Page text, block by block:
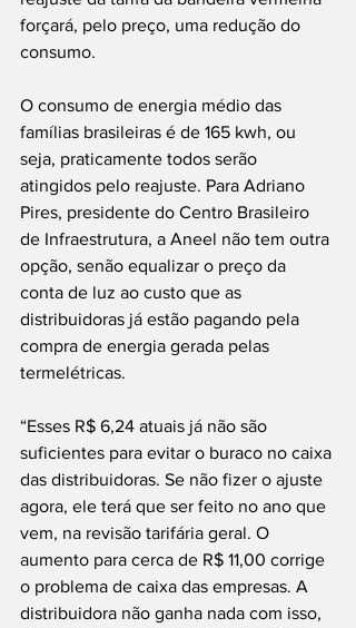
forçará, pelo preço, uma redução do
consumo.
O consumo de energia médio das
famílias brasileiras é de 165 kwh, ou
seja, praticamente todos serão
atingidos pelo reajuste. Para Adriano
Pires, presidente do Centro Brasileiro
de Infraestrutura, a Aneel não tem outra
opção, senão equalizar o preço da
conta de luz ao custo que as
distribuidoras já estão pagando pela
compra de energia gerada pelas
termelétricas.
“Esses R$ 6,24 atuais já não são
suficientes para evitar o buraco no caixa
das distribuidoras. Se não fizer o ajuste
agora, ele terá que ser feito no ano que
vem, na revisão tarifária geral. O
aumento para cerca de R$ 11,00 corrige
o problema de caixa das empresas. A
distribuidora não ganha nada com isso,